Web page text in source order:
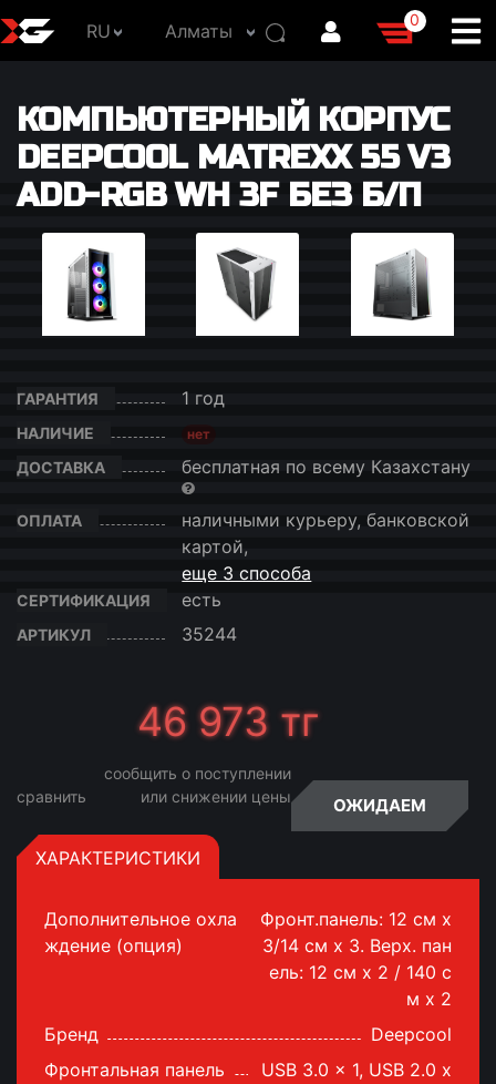
RU Алматы
0
КОМПЬЮТЕРНЫЙ КОРПУС
DEEPCOOL MATREXX 55 V3
ADD-RGB WH 3F БЕЗ Б/П
ГАРАНТИЯ 1 год
НАЛИЧИЕ нет
ДОСТАВКА бесплатная по всему Казахстану
ОПЛАТА
наличными курьеру, банковской
картой,
еще 3 способа
СЕРТИФИКАЦИЯ есть
АРТИКУЛ 35244
46 973 тг
ОЖИДАЕМ
сравнить
сообщить о поступлении
или снижении цены
ХАРАКТЕРИСТИКИ
Дополнительное охла
ждение (опция)
Фронт.панель: 12 см х
3/14 см х 3. Верх. пан
ель: 12 см х 2 / 140 с
м х 2
Бренд
Deepcool
Фронтальная панель
USB 3.0 x 1, USB 2.0 x